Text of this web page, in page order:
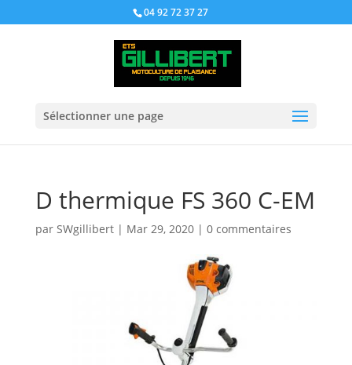
04 92 72 37 27
Sélectionner une page
D thermique FS 360 C-EM
par SWgillibert| Mar 29, 2020| 0 commentaires